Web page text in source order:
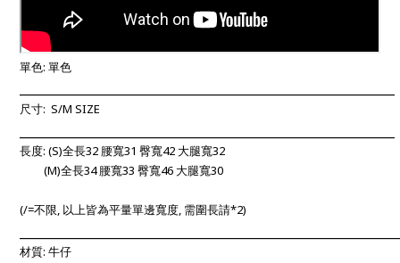
單色: 單色
尺寸: S/M SIZE
長度: (S)全長32 腰寬31 臀寬42 大腿寬32
(M)全長34 腰寬33 臀寬46 大腿寬30
(/=不限, 以上皆為平量單邊寬度, 需圍長請*2)
材質: 牛仔